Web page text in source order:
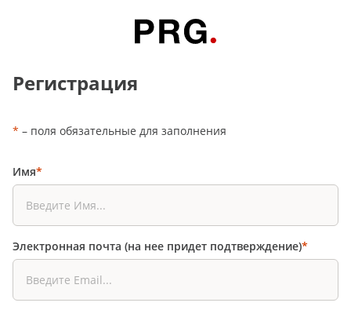
Регистрация
* – поля обязательные для заполнения
Имя*
Электронная почта (на нее придет подтверждение)*